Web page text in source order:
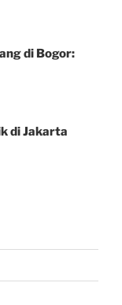
di Bogor:
di Jakarta